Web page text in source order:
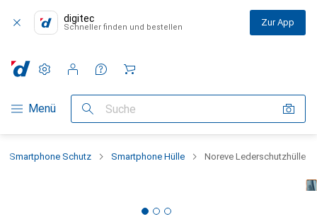
digitec
Schneller finden und bestellen Zur App
Navigation nach Kategorien
Menü Suche
Einstellungen
Kundenkonto
Vergleichslisten
Merklisten
Warenkorb
Smartphone Schutz Smartphone Hülle Noreve Lederschutzhülle